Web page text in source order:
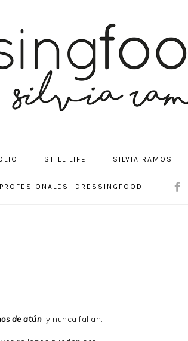
STILL LIFE SILVIA RAMOS
-DRESSINGFOOD
NAV
de atún y nunca fallan.